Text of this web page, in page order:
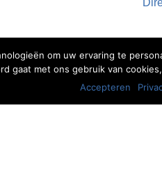
om uw ervaring te
gaat met ons gebruik van
Accepteren